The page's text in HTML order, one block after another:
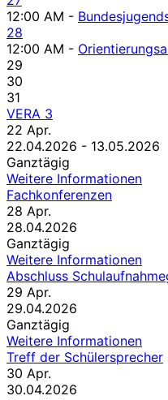
12:00 AM -
28
12:00 AM -
29
30
31
VERA 3
22 Apr.
22.04.2026 - 13.05.2026
Ganztägig
Weitere Informationen
Fachkonferenzen
28 Apr.
28.04.2026
Ganztägig
Weitere Informationen
Abschluss
29 Apr.
29.04.2026
Ganztägig
Weitere Informationen
Treff der Schülersprecher
30 Apr.
30.04.2026